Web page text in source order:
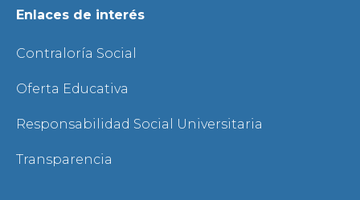
Enlaces de interés
Contraloría Social
Oferta Educativa
Responsabilidad Social Universitaria
Transparencia